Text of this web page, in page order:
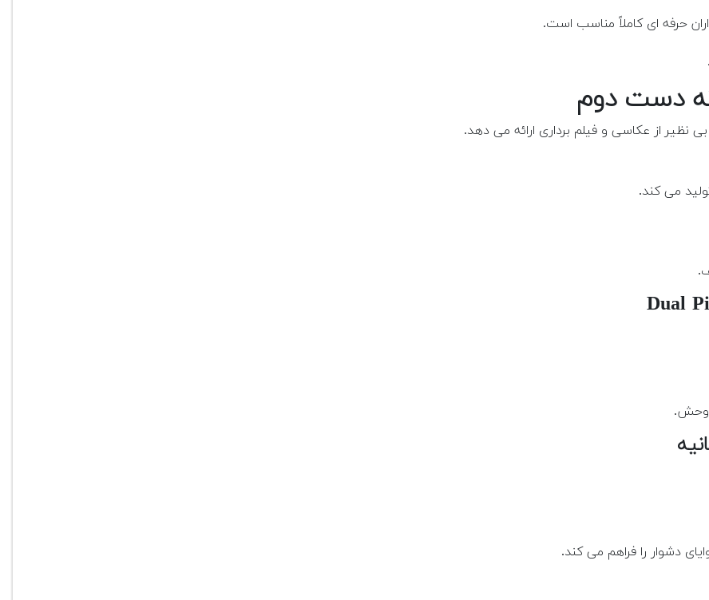
حرفه ای کاملاً مناسب است.
نظیر از عکاسی و فیلم برداری ارائه می دهد.
وحش.